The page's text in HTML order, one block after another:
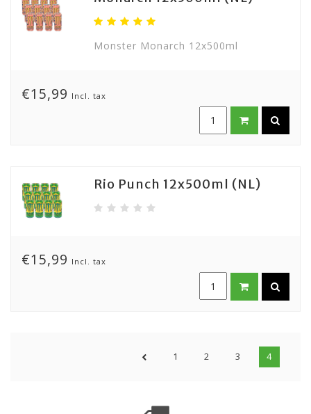
Monster Monarch 12x500ml
€15,99 Incl. tax
Rio Punch 12x500ml (NL)
€15,99 Incl. tax
1 2 3 4